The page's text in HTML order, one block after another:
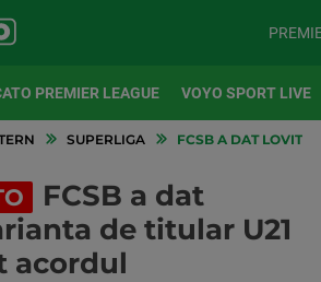
PREMIER LEAGUE VOYO SPORT LIVE
SUPERLIGA FCSB A DAT
FCSB a dat
de titular U21
acordul